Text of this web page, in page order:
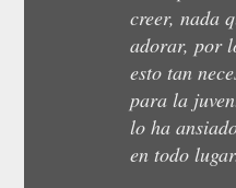
creer, nada
adorar, por
esto tan
para la
lo ha
en todo